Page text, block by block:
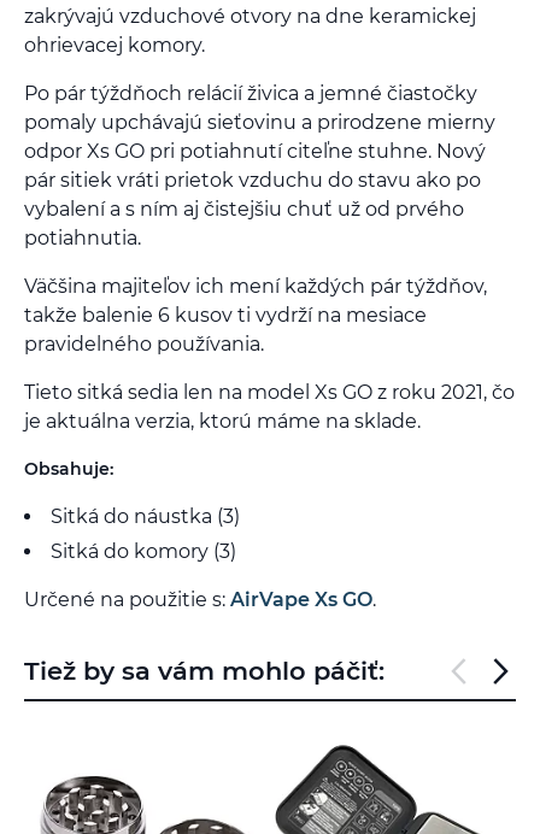
zakrývajú vzduchové otvory na dne keramickej
ohrievacej komory.
Po pár týždňoch relácií živica a jemné čiastočky
pomaly upchávajú sieťovinu a prirodzene mierny
odpor Xs GO pri potiahnutí citeľne stuhne. Nový
pár sitiek vráti prietok vzduchu do stavu ako po
vybalení a s ním aj čistejšiu chuť už od prvého
potiahnutia.
Väčšina majiteľov ich mení každých pár týždňov,
takže balenie 6 kusov ti vydrží na mesiace
pravidelného používania.
Tieto sitká sedia len na model Xs GO z roku 2021, čo
je aktuálna verzia, ktorú máme na sklade.
Obsahuje:
Sitká do náustka (3)
Sitká do komory (3)
Určené na použitie s: AirVape Xs GO.
Tiež by sa vám mohlo páčiť: